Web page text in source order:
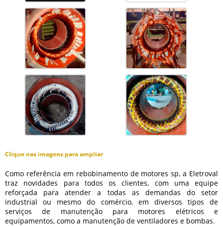
Clique nas imagens para ampliar
Como referência em rebobinamento de motores sp, a Eletroval
traz novidades para todos os clientes, com uma equipe
reforçada para atender a todas as demandas do setor
industrial ou mesmo do comércio, em diversos tipos de
serviços de manutenção para motores elétricos e
equipamentos, como a manutenção de ventiladores e bombas.